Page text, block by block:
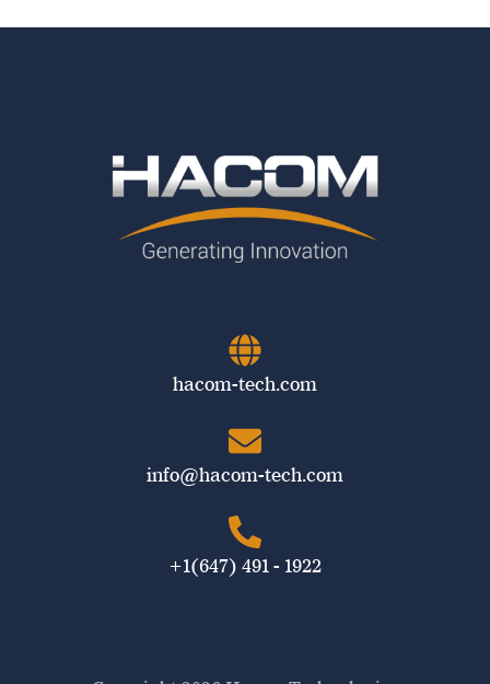
hacom-tech.com
info@hacom-tech.com
+1(647) 491 - 1922